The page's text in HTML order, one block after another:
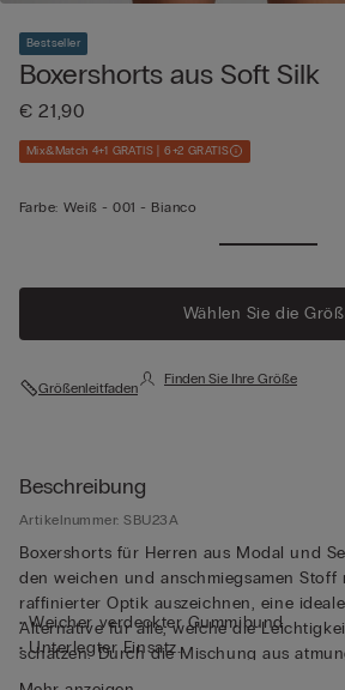
Bestseller
Boxershorts aus Soft Silk
€ 21,90
Mix&Match 4+1 GRATIS | 6+2 GRATIS
Farbe: Weiß -001 - Bianco
Wählen Sie die
Größenleitfaden
Finden Sie Ihre Größe
Beschreibung
Artikelnummer: SBU23A
Boxershorts für Herren aus Modal und
den weichen und anschmiegsamen
raffinierter Optik auszeichnen, eine
Alternative für alle, welche die
schätzen. Durch die Mischung aus
thermoregulierender Seide bieten die
• Weicher verdeckter Gummibund
• Unterlegter Einsatz